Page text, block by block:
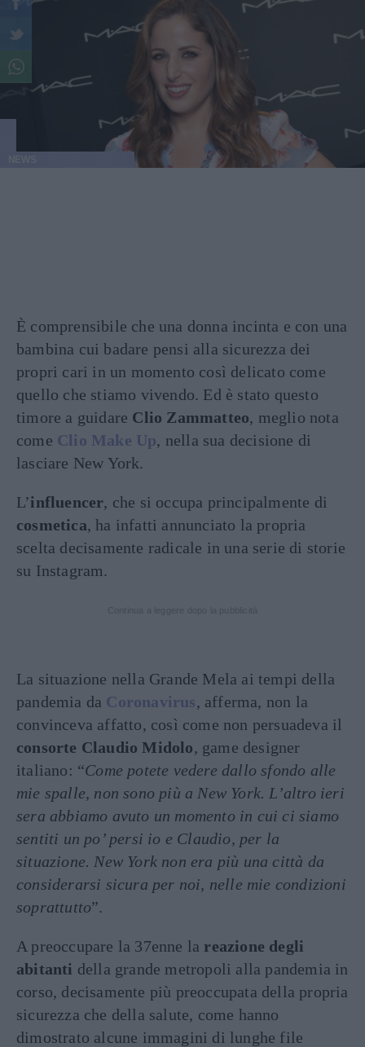
È comprensibile che una donna incinta e con una
bambina cui badare pensi alla sicurezza dei
propri cari in un momento così delicato come
quello che stiamo vivendo. Ed è stato questo
timore a guidare Clio Zammatteo, meglio nota
come Clio Make Up, nella sua decisione di
lasciare New York.
L’influencer, che si occupa principalmente di
cosmetica, ha infatti annunciato la propria
scelta decisamente radicale in una serie di storie
su Instagram.
La situazione nella Grande Mela ai tempi della
pandemia da Coronavirus, afferma, non la
convinceva affatto, così come non persuadeva il
consorte Claudio Midolo, game designer
italiano: “Come potete vedere dallo sfondo alle
mie spalle, non sono più a New York. L’altro ieri
sera abbiamo avuto un momento in cui ci siamo
sentiti un po’ persi io e Claudio, per la
situazione. New York non era più una città da
considerarsi sicura per noi, nelle mie condizioni
soprattutto”.
A preoccupare la 37enne la reazione degli
abitanti della grande metropoli alla pandemia in
corso, decisamente più preoccupata della propria
sicurezza che della salute, come hanno
dimostrato alcune immagini di lunghe file